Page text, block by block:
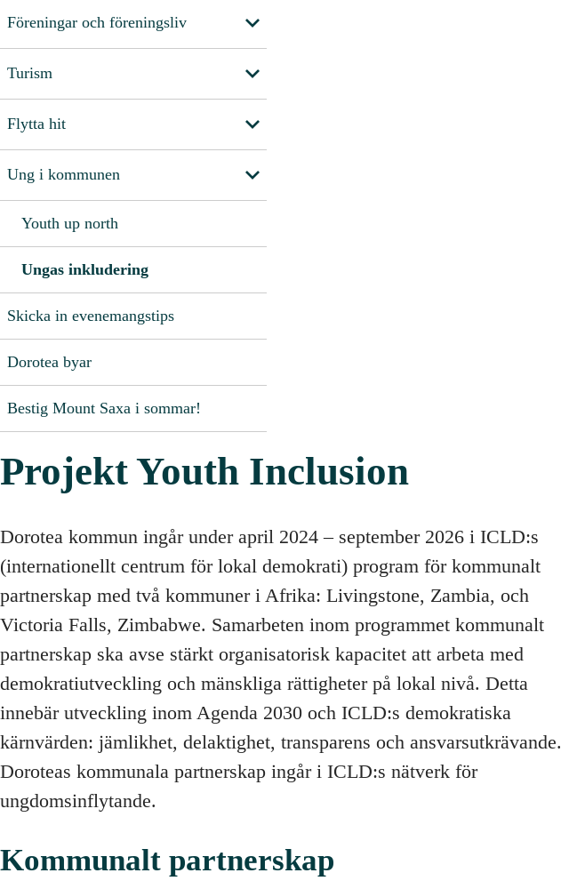
Föreningar och föreningsliv
Turism
Flytta hit
Ung i kommunen
Youth up north
Ungas inkludering
Skicka in evenemangstips
Dorotea byar
Bestig Mount Saxa i sommar!
Projekt Youth Inclusion
Dorotea kommun ingår under april 2024 – september 2026 i ICLD:s
(internationellt centrum för lokal demokrati) program för kommunalt
partnerskap med två kommuner i Afrika: Livingstone, Zambia, och
Victoria Falls, Zimbabwe. Samarbeten inom programmet kommunalt
partnerskap ska avse stärkt organisatorisk kapacitet att arbeta med
demokratiutveckling och mänskliga rättigheter på lokal nivå. Detta
innebär utveckling inom Agenda 2030 och ICLD:s demokratiska
kärnvärden: jämlikhet, delaktighet, transparens och ansvarsutkrävande.
Doroteas kommunala partnerskap ingår i ICLD:s nätverk för
ungdomsinflytande.
Kommunalt partnerskap